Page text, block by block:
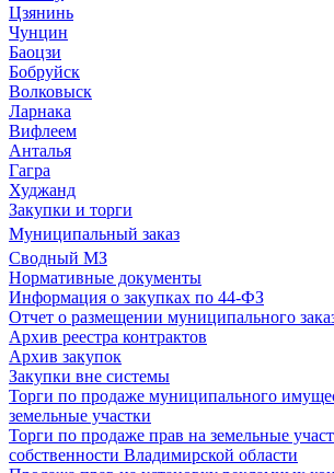
Цзянинь
Чунцин
Баоцзи
Бобруйск
Волковыск
Ларнака
Вифлеем
Анталья
Гагра
Худжанд
Закупки и торги
Муниципальный заказ
Сводный МЗ
Нормативные документы
Информация о закупках по 44-ФЗ
Отчет о размещении муниципального
Архив реестра контрактов
Архив закупок
Закупки вне системы
Торги по продаже муниципального
земельные участки
Торги по продаже прав на земельные
собственности Владимирской области